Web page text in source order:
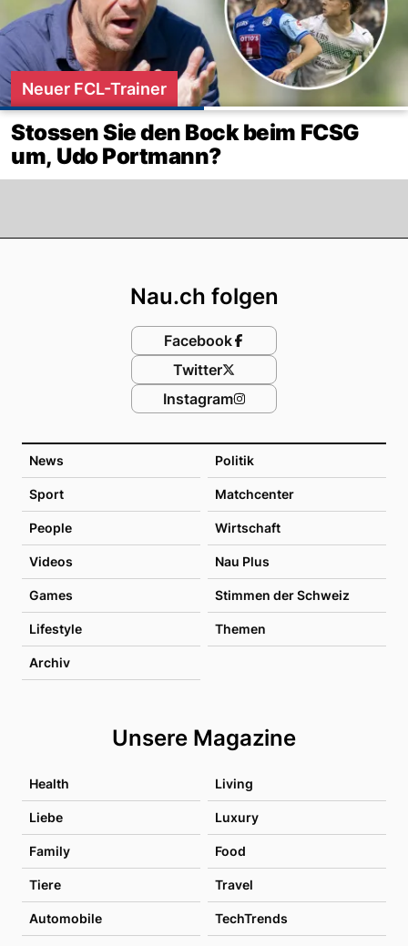
Neuer FCL-Trainer
Stossen Sie den Bock beim FCSG
um, Udo Portmann?
News Politik
Sport Matchcenter
People Wirtschaft
Videos Nau Plus
Games Stimmen der Schweiz
Lifestyle Themen
Archiv
Unsere Magazine
Health Living
Liebe Luxury
Family Food
Tiere Travel
Automobile TechTrends
Nau.ch folgen
Facebook
Twitter
Instagram